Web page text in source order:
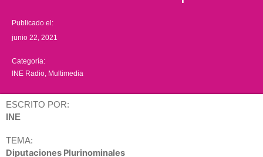
Publicado el:
junio 22, 2021
Categoría:
INE Radio Multimedia
ESCRITO POR:
INE
TEMA:
Diputaciones Plurinominales